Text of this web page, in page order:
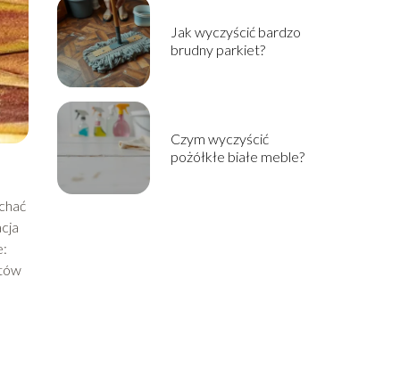
Jak wyczyścić bardzo
brudny parkiet?
Czym wyczyścić
pożółkłe białe meble?